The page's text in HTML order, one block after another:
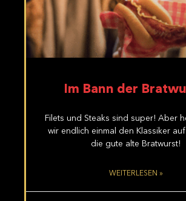
Im Bann der
Filets und Steaks sind super! Aber
wir endlich einmal den Klassiker
die gute alte Bratwurst!
WEITERLESEN »